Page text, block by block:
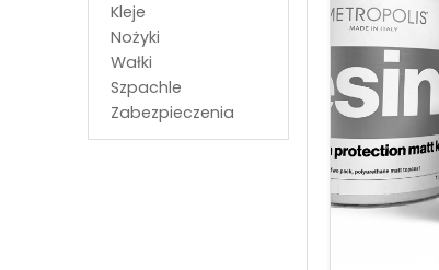
Kleje
Nożyki
Wałki
Szpachle
Zabezpieczenia